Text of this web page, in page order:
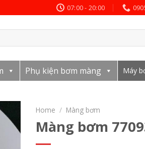
07:00 - 20:00
Phụ kiện bơm màng Máy
Home / Màng bơm
Màng bơm